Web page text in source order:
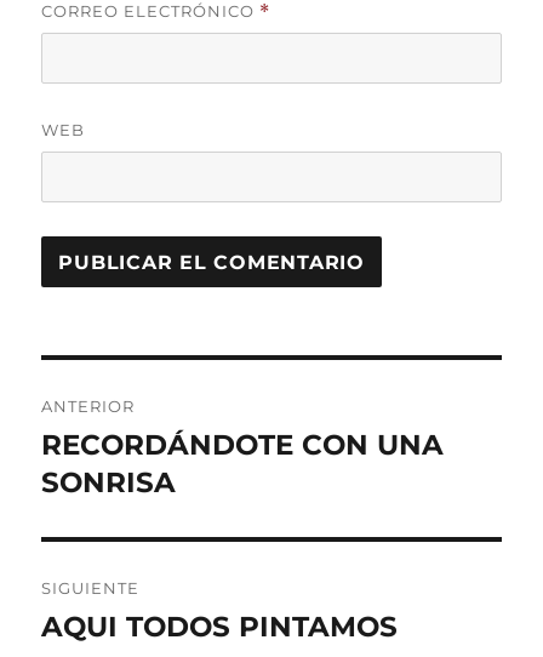
CORREO ELECTRÓNICO *
WEB
de
entradas
ANTERIOR
Entrada
anterior:
RECORDÁNDOTE CON UNA
SONRISA
SIGUIENTE
Entrada
AQUI TODOS PINTAMOS